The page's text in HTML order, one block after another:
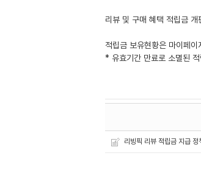
리뷰 및 구매 혜택 적립금
적립금 보유현황은 마이페
* 유효기간 만료로 소멸된
리빙픽 리뷰 적립금 지급